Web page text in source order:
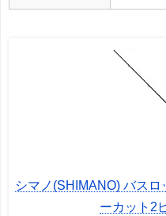
シマノ(SHIMANO) バス
ーカット2